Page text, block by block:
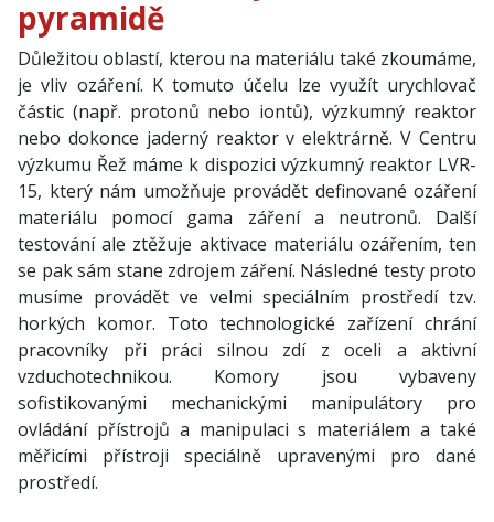
pyramidě
Důležitou oblastí, kterou na materiálu také zkoumáme,
je vliv ozáření. K tomuto účelu lze využít urychlovač
částic (např. protonů nebo iontů), výzkumný reaktor
nebo dokonce jaderný reaktor v elektrárně. V Centru
výzkumu Řež máme k dispozici výzkumný reaktor LVR-
15, který nám umožňuje provádět definované ozáření
materiálu pomocí gama záření a neutronů. Další
testování ale ztěžuje aktivace materiálu ozářením, ten
se pak sám stane zdrojem záření. Následné testy proto
musíme provádět ve velmi speciálním prostředí tzv.
horkých komor. Toto technologické zařízení chrání
pracovníky při práci silnou zdí z oceli a aktivní
vzduchotechnikou. Komory jsou vybaveny
sofistikovanými mechanickými manipulátory pro
ovládání přístrojů a manipulaci s materiálem a také
měřicími přístroji speciálně upravenými pro dané
prostředí.